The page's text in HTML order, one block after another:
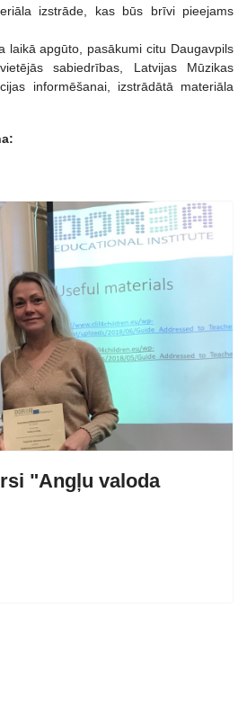
izstrāde, kas būs brīvi pieejams
laikā apgūto, pasākumi citu Daugavpils
sabiedrības, Latvijas Mūzikas
informēšanai, izstrādātā materiāla
"Angļu valoda